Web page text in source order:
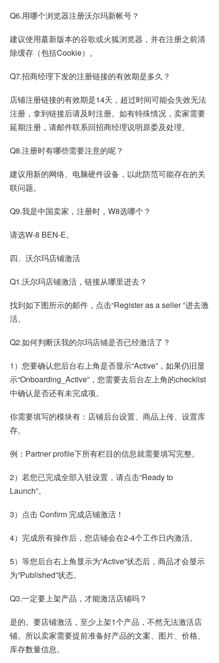
Q6.用哪个浏览器注册沃尔玛新帐号？
建议使用蕞新版本的谷歌或火狐浏览器，并在注册之前清
除缓存（包括Cookie）。
Q7.招商经理下发的注册链接的有效期是多久？
店铺注册链接的有效期是14天，超过时间可能会失效无法
注册，拿到链接后请及时注册。如有特殊情况，卖家需要
延期注册，请邮件联系回招商经理说明原委及处理。
Q8.注册时有哪些需要注意的呢？
建议用新的网络、电脑硬件设备，以此防范可能存在的关
联问题。
Q9.我是中国卖家，注册时，W8选哪个？
请选W-8 BEN-E。
四、沃尔玛店铺激活
Q1.沃尔玛店铺激活，链接从哪里进去？
找到如下图所示的邮件，点击“Register as a seller ”进去激
活。
Q2.如何判断沃我的尔玛店铺是否已经激活了？
1）您要确认您后台右上角是否显示“Active”，如果仍旧显
示“Onboarding_Active”，您需要去后台左上角的checklist
中确认是否还有未完成项。
你需要填写的模块有：店铺后台设置、商品上传、设置库
存。
例：Partner profile下所有栏目的信息就需要填写完整。
2）若您已完成全部入驻设置，请点击“Ready to
Launch”。
3）点击 Confirm 完成店铺激活！
4）完成所有操作后，您店铺会在2-4个工作日内激活。
5）等您后台右上角显示为“Active”状态后，商品才会显示
为”Published”状态。
Q3.一定要上架产品，才能激活店铺吗？
是的。要店铺激活，至少上架1个产品，不然无法激活店
铺。所以卖家需要提前准备好产品的文案、图片、价格、
库存数量信息。